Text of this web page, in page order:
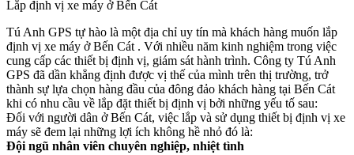
Lắp định vị xe máy ở Bến Cát
Tú Anh GPS tự hào là một địa chỉ uy tín mà khách hàng muốn lắp
định vị xe máy ở Bến Cát . Với nhiều năm kinh nghiệm trong việc
cung cấp các thiết bị định vị, giám sát hành trình. Công ty Tú Anh
GPS đã dần khẳng định được vị thế của mình trên thị trường, trở
thành sự lựa chọn hàng đầu của đông đảo khách hàng tại Bến Cát
khi có nhu cầu về lắp đặt thiết bị định vị bởi những yếu tố sau:
Đối với người dân ở Bến Cát, việc lắp và sử dụng thiết bị định vị xe
máy sẽ đem lại những lợi ích không hề nhỏ đó là:
Đội ngũ nhân viên chuyên nghiệp, nhiệt tình